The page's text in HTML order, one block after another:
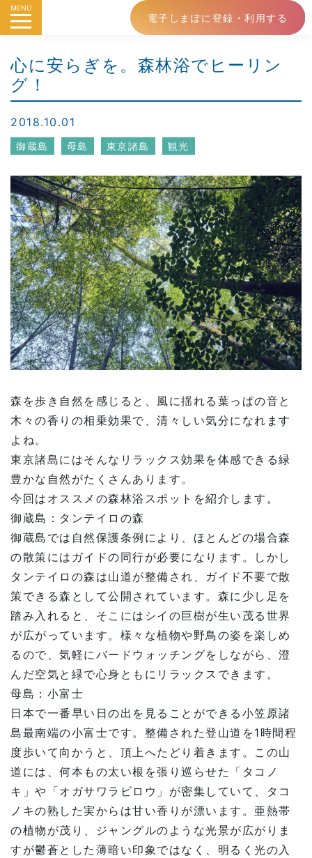
MENU
電子しまぽに登録・利用する
心に安らぎを。森林浴でヒーリン
グ！
2018.10.01
御蔵島 母島 東京諸島 観光
森を歩き自然を感じると、風に揺れる葉っぱの音と
木々の香りの相乗効果で、清々しい気分になれます
よね。
東京諸島にはそんなリラックス効果を体感できる緑
豊かな自然がたくさんあります。
今回はオススメの森林浴スポットを紹介します。
御蔵島：タンテイロの森
御蔵島では自然保護条例により、ほとんどの場合森
の散策にはガイドの同行が必要になります。しかし
タンテイロの森は山道が整備され、ガイド不要で散
策できる森として公開されています。森に少し足を
踏み入れると、そこにはシイの巨樹が生い茂る世界
が広がっています。様々な植物や野鳥の姿を楽しめ
るので、気軽にバードウォッチングをしながら、澄
んだ空気と緑で心身ともにリラックスできます。
母島：小富士
日本で一番早い日の出を見ることができる小笠原諸
島最南端の小富士です。整備された登山道を1時間程
度歩いて向かうと、頂上へたどり着きます。この山
道には、何本もの太い根を張り巡らせた「タコノ
キ」や「オガサワラビロウ」が密集していて、タコ
ノキの熟した実からは甘い香りが漂います。亜熱帯
の植物が茂り、ジャングルのような光景が広がりま
すが鬱蒼とした薄暗い印象ではなく、明るく光の入